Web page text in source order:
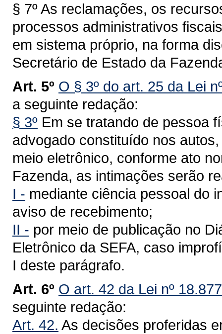
§ 7º As reclamações, os
processos administrativos
em sistema próprio, na forma
Secretário de Estado da
Art. 5º O § 3º do art. 25 da Lei
a seguinte redação:
§ 3º Em se tratando de pessoa
advogado constituído nos
meio eletrônico, conforme ato
Fazenda, as intimações serão
I - mediante ciência pessoal do
aviso de recebimento;
II - por meio de publicação no
Eletrônico da SEFA, caso
I deste parágrafo.
Art. 6º O art. 42 da Lei nº
seguinte redação:
Art. 42. As decisões proferidas